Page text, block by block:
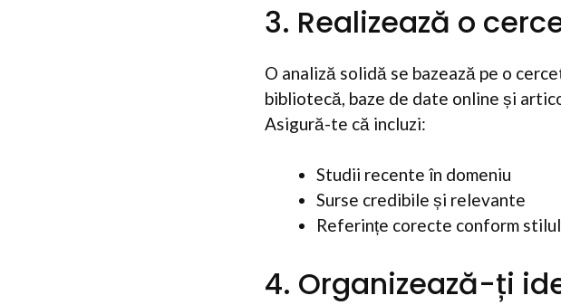
3. Realizează o
O analiză solidă se bazează pe o
bibliotecă, baze de date online și
Asigură-te că incluzi:
Studii recente în domeniu
Surse credibile și relevante
Referințe corecte conform
4. Organizează-ți